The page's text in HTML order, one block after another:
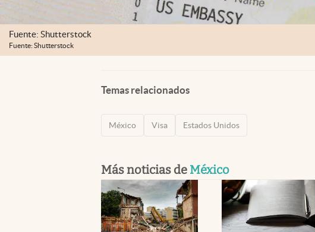
Fuente: Shutterstock
Fuente: Shutterstock
Temas relacionados
México Visa Estados Unidos
Más noticias de México